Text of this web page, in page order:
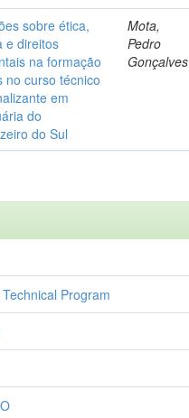
sobre ética,
e direitos
na formação
no curso técnico
em
do
do Sul
Mota,
Pedro
Gonçalves
Program